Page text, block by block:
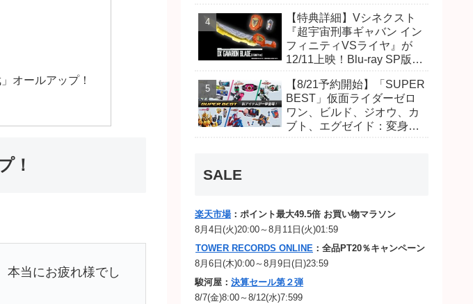
オールアップ！
！
本当にお疲れ様でし
開！ライダーは子丑寅卯辰
巳午未申酉戌亥猫猫の14
人⁉
【特典詳細】Vシネクスト
『超宇宙刑事ギャバン イン
フィニティVSライヤ』が
12/11上映！Blu-ray SP版は
(エタニティver.)」「ユカイ
ダーエモルギー」ほか豪華
特典付き！
【8/21予約開始】「SUPER
BEST」仮面ライダーゼロ
ワン、ビルド、ジオウ、カ
ブト、エグゼイド：変身ベ
SALE
楽天市場 ：ポイント最大49.5倍 お買い物マラソン
8月4日(火)20:00～8月11日(火)01:59
TOWER RECORDS ONLINE ：全品PT20％キャンペーン
8月6日(木)0:00～8月9日(日)23:59
駿河屋： 決算セール第２弾
8/7(金)8:00～8/12(水)7:599